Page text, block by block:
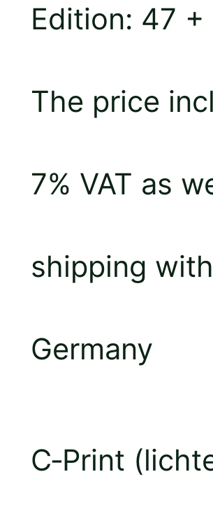
Edition: 47 +
The price
7% VAT as
shipping
Germany
C‑Print